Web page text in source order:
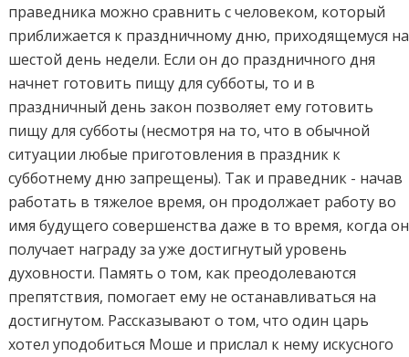
праведника можно сравнить с человеком, который
приближается к праздничному дню, приходящемуся на
шестой день недели. Если он до праздничного дня
начнет готовить пищу для субботы, то и в
праздничный день закон позволяет ему готовить
пищу для субботы (несмотря на то, что в обычной
ситуации любые приготовления в праздник к
субботнему дню запрещены). Так и праведник - начав
работать в тяжелое время, он продолжает работу во
имя будущего совершенства даже в то время, когда он
получает награду за уже достигнутый уровень
духовности. Память о том, как преодолеваются
препятствия, помогает ему не останавливаться на
достигнутом. Рассказывают о том, что один царь
хотел уподобиться Моше и прислал к нему искусного